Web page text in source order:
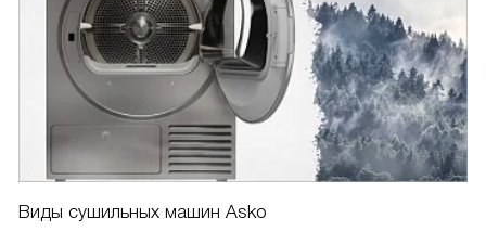
Виды сушильных машин Asko